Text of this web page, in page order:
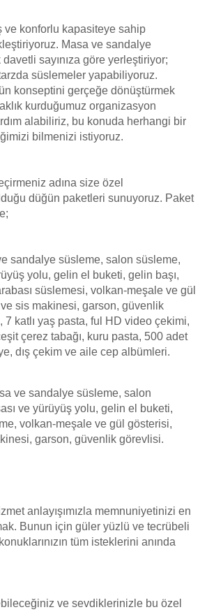
ve konforlu kapasiteye sahip
Masa ve sandalye
sayınıza göre yerleştiriyor;
süslemeler yapabiliyoruz.
konseptini gerçeğe dönüştürmek
kurduğumuz organizasyon
alabiliriz, bu konuda herhangi bir
bilmenizi istiyoruz.
adına size özel
düğün paketleri sunuyoruz. Paket
sandalye süsleme, salon süsleme,
yolu, gelin el buketi, gelin başı,
süslemesi, volkan-meşale ve gül
sis makinesi, garson, güvenlik
katlı yaş pasta, ful HD video çekimi,
çerez tabağı, kuru pasta, 500 adet
dış çekim ve aile cep albümleri.
ve sandalye süsleme, salon
ve yürüyüş yolu, gelin el buketi,
volkan-meşale ve gül gösterisi,
garson, güvenlik görevlisi.
anlayışımızla memnuniyetinizi en
Bunun için güler yüzlü ve tecrübeli
tüm isteklerini anında
ve sevdiklerinizle bu özel